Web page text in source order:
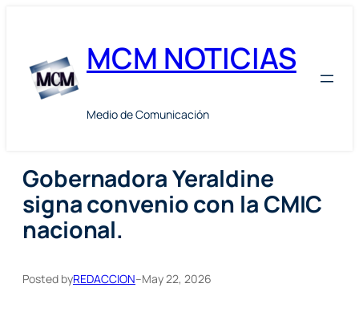
content
MCM NOTICIAS
Medio de Comunicación
Gobernadora Yeraldine
signa convenio con la CMIC
nacional.
Posted byREDACCION–May 22, 2026